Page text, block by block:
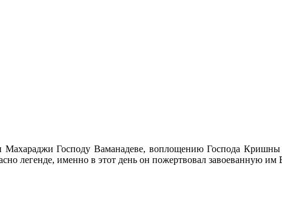
Господу Ваманадеве, воплощению Господа Кришны
легенде, именно в этот день он пожертвовал завоеванную